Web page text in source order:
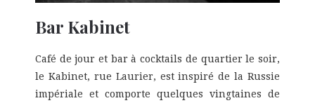
Bar Kabinet
Café de jour et bar à cocktails de quartier le soir,
le Kabinet, rue Laurier, est inspiré de la Russie
impériale et comporte quelques vingtaines de